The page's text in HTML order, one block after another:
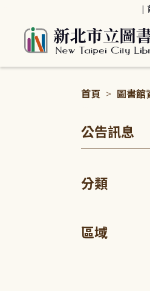
首頁 > 圖書館
公告訊息
分類
區域